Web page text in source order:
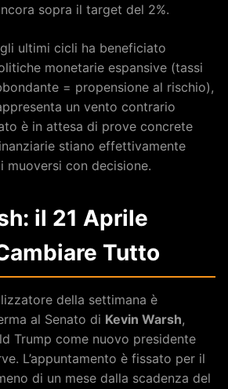
sopra il target del 2%.
ultimi cicli ha beneficiato
monetarie espansive (tassi
= propensione al rischio),
un vento contrario
è in attesa di prove concrete
stiano effettivamente
muoversi con decisione.
il 21 Aprile
Tutto
della settimana è
al Senato di Kevin Warsh,
Trump come nuovo presidente
L’appuntamento è fissato per il
di un mese dalla scadenza del